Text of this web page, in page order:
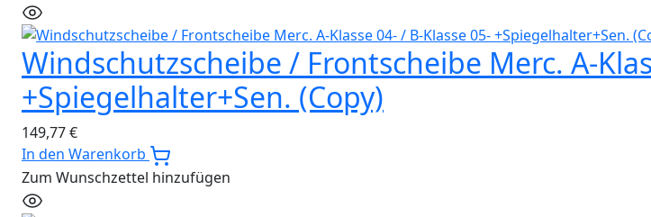
Windschutzscheibe / Frontscheibe Merc. A-
+Spiegelhalter+Sen. (Copy)
149,77€
In den Warenkorb
Zum Wunschzettel hinzufügen